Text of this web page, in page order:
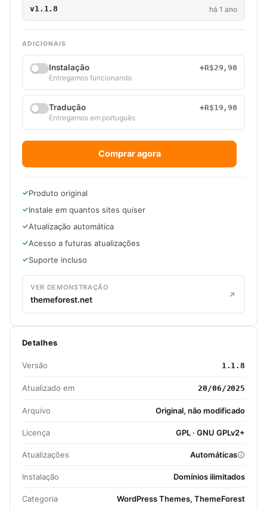
v1.1.8 há 1 ano
ADICIONAIS
Instalação
+R$29,90
Entregamos funcionando
Tradução
+R$19,90
Entregamos em português
Comprar agora
Produto original
Instale em quantos sites quiser
Atualização automática
Acesso a futuras atualizações
Suporte incluso
VER DEMONSTRAÇÃO
themeforest.net
Detalhes
Versão 1.1.8
Atualizado em 20/06/2025
Arquivo Original, não modificado
Licença GPL · GNU GPLv2+
Atualizações Automáticas
Instalação Domínios ilimitados
Categoria WordPress Themes, ThemeForest